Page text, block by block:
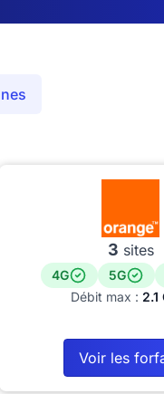
3 sites
4G 5G
Débit max : 2.1
Voir les